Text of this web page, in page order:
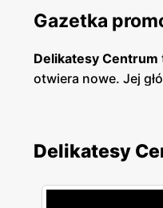
Gazetka
Delikatesy Centrum
otwiera nowe. Jej
bardzo blisko
Świeże chrupiące
Delikatesy